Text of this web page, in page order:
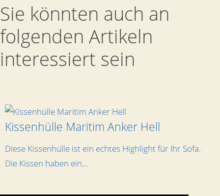
Sie könnten auch an
folgenden Artikeln
interessiert sein
Kissenhülle Maritim Anker Hell
Diese Kissenhülle ist ein echtes Highlight für Ihr Sofa.
Die Kissen haben ein...